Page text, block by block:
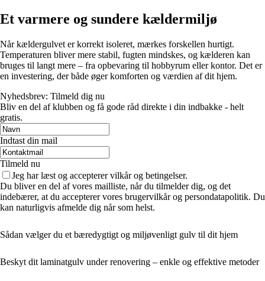
Et varmere og sundere kældermiljø
Når kældergulvet er korrekt isoleret, mærkes forskellen hurtigt.
Temperaturen bliver mere stabil, fugten mindskes, og kælderen kan
bruges til langt mere – fra opbevaring til hobbyrum eller kontor. Det er
en investering, der både øger komforten og værdien af dit hjem.
Nyhedsbrev: Tilmeld dig nu
Bliv en del af klubben og få gode råd direkte i din indbakke - helt
gratis.
Indtast din mail
Tilmeld nu
Jeg har læst og accepterer vilkår og betingelser.
Du bliver en del af vores mailliste, når du tilmelder dig, og det
indebærer, at du accepterer vores brugervilkår og persondatapolitik. Du
kan naturligvis afmelde dig når som helst.
Sådan vælger du et bæredygtigt og miljøvenligt gulv til dit hjem
Beskyt dit laminatgulv under renovering – enkle og effektive metoder